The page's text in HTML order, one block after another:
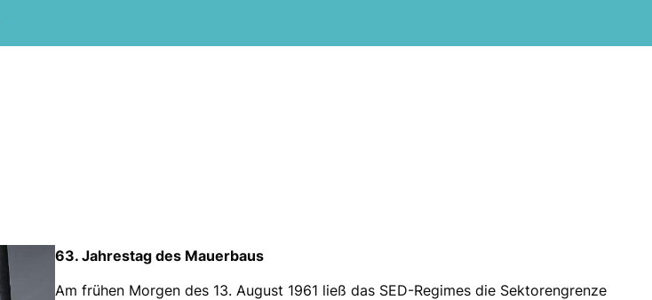
63. Jahrestag des Mauerbaus
Am frühen Morgen des 13. August 1961 ließ das SED-Regimes die Sektorengrenze